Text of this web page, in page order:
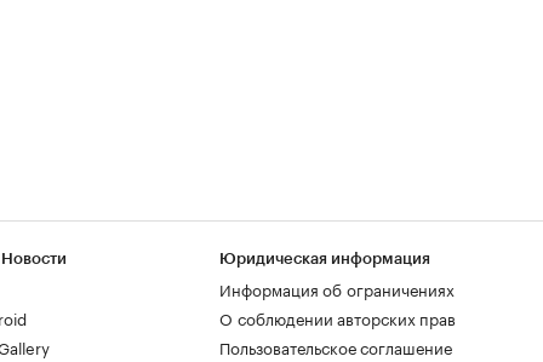
Юридическая информация
Информация об ограничениях
О соблюдении авторских прав
Пользовательское соглашение